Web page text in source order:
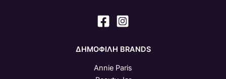
ΔΗΜΟΦΙΛΗ BRANDS
Annie Paris